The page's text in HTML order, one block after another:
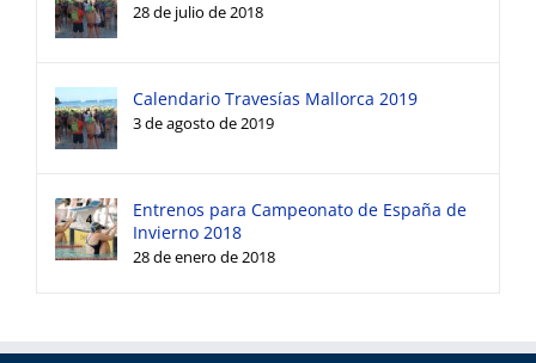
28 de julio de 2018
Calendario Travesías Mallorca 2019
3 de agosto de 2019
Entrenos para Campeonato de España de
Invierno 2018
28 de enero de 2018